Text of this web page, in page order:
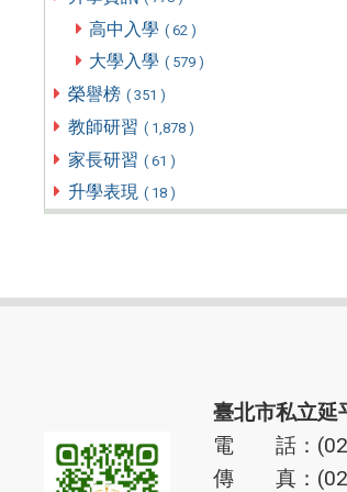
高中入學 ( 62 )
大學入學 ( 579 )
榮譽榜 ( 351 )
教師研習 ( 1,878 )
家長研習 ( 61 )
升學表現 ( 18 )
臺北市私立延
電 話：(02)
傳 真：(02)